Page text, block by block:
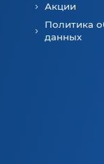
Акции
Политика
данных